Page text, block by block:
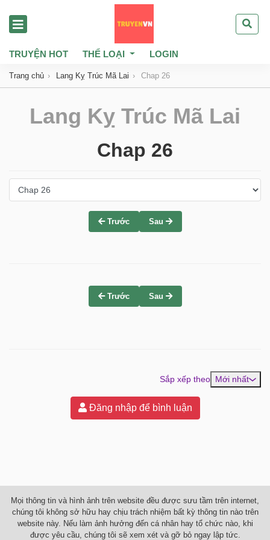
TRUYỆN HOT THỂ LOẠI LOGIN
Trang chủ Lang Kỵ Trúc Mã Lai Chap 26
Lang Kỵ Trúc Mã Lai
Chap 26
Trước Sau
Trước Sau
Sắp xếp theo Mới nhất
Đăng nhập để bình luận
Mọi thông tin và hình ảnh trên website đều được sưu tầm trên internet,
chúng tôi không sở hữu hay chịu trách nhiệm bất kỳ thông tin nào trên
website này. Nếu làm ảnh hưởng đến cá nhân hay tổ chức nào, khi
được yêu cầu, chúng tôi sẽ xem xét và gỡ bỏ ngay lập tức.